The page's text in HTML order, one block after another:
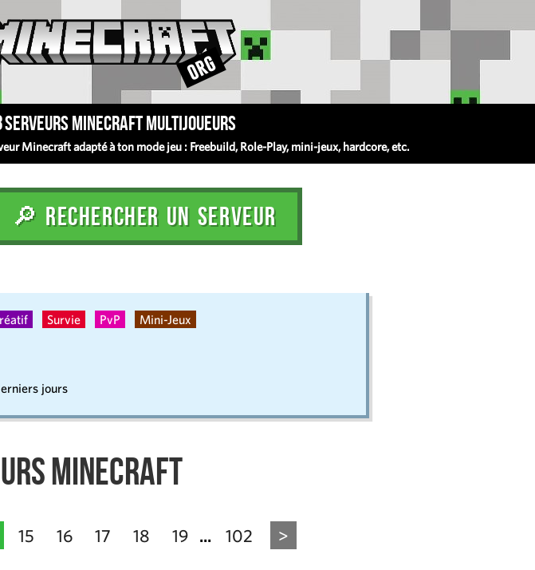
serveurs Minecraft multijoueurs
Minecraft adapté à ton mode jeu : Freebuild, Role-Play, mini-jeux, hardcore, etc.
🔎 RECHERCHER UN SERVEUR
Survie PvP Mini-Jeux
jours
Minecraft
15 16 17 18 19 ... 102 >